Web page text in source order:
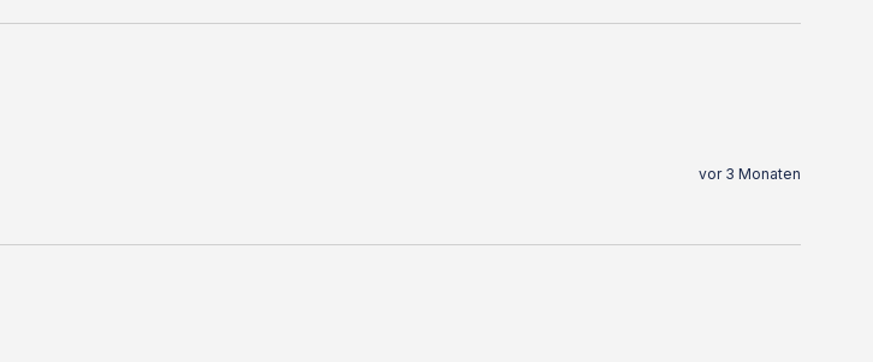
vor 3 Monaten